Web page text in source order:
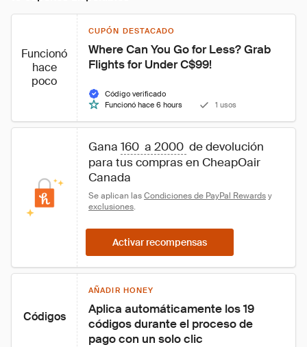
Funcionó
hace
poco
CUPÓN DESTACADO
Where Can You Go for Less? Grab
Flights for Under C$99!
Código verificado
Funcionó hace 6 hours
1 usos
Gana 160  a 2000 de devolución
para tus compras en CheapOair
Canada
Se aplican las Condiciones de PayPal Rewards y
exclusiones.
Activar recompensas
Códigos
AÑADIR HONEY
Aplica automáticamente los 19
códigos durante el proceso de
pago con un solo clic